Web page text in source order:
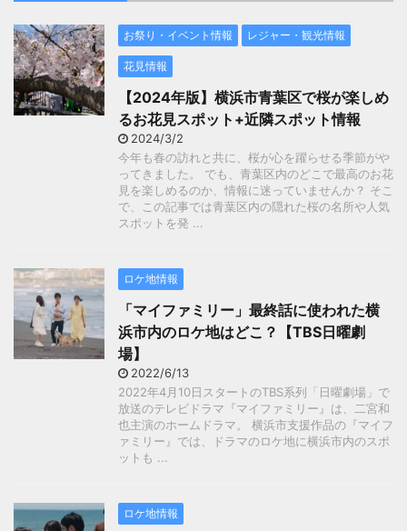
お祭り・イベント情報 レジャー・観光情報
花見情報
【2024年版】横浜市青葉区で桜が楽しめ
るお花見スポット+近隣スポット情報
2024/3/2
今年も春の訪れと共に、桜が心を躍らせる季節がや
ってきました。 でも、青葉区内のどこで最高のお花
見を楽しめるのか、情報に迷っていませんか？ そこ
で、この記事では青葉区内の隠れた桜の名所や人気
スポットを発 ...
ロケ地情報
「マイファミリー」最終話に使われた横
浜市内のロケ地はどこ？【TBS日曜劇
場】
2022/6/13
2022年4月10日スタートのTBS系列「日曜劇場」で
放送のテレビドラマ『マイファミリー』は、二宮和
也主演のホームドラマ。 横浜市支援作品の『マイフ
ァミリー』では、ドラマのロケ地に横浜市内のスポ
ットも ...
ロケ地情報